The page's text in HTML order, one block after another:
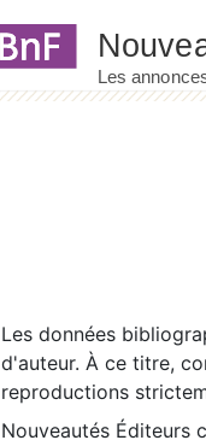
Les données
d'auteur. À ce titre,
reproductions
Nouveautés Éditeurs